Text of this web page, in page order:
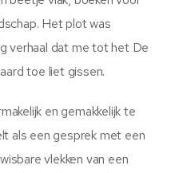
Het plot was
verhaal dat me tot het De
toe liet gissen.
en gemakkelijk te
als een gesprek met een
vlekken van een